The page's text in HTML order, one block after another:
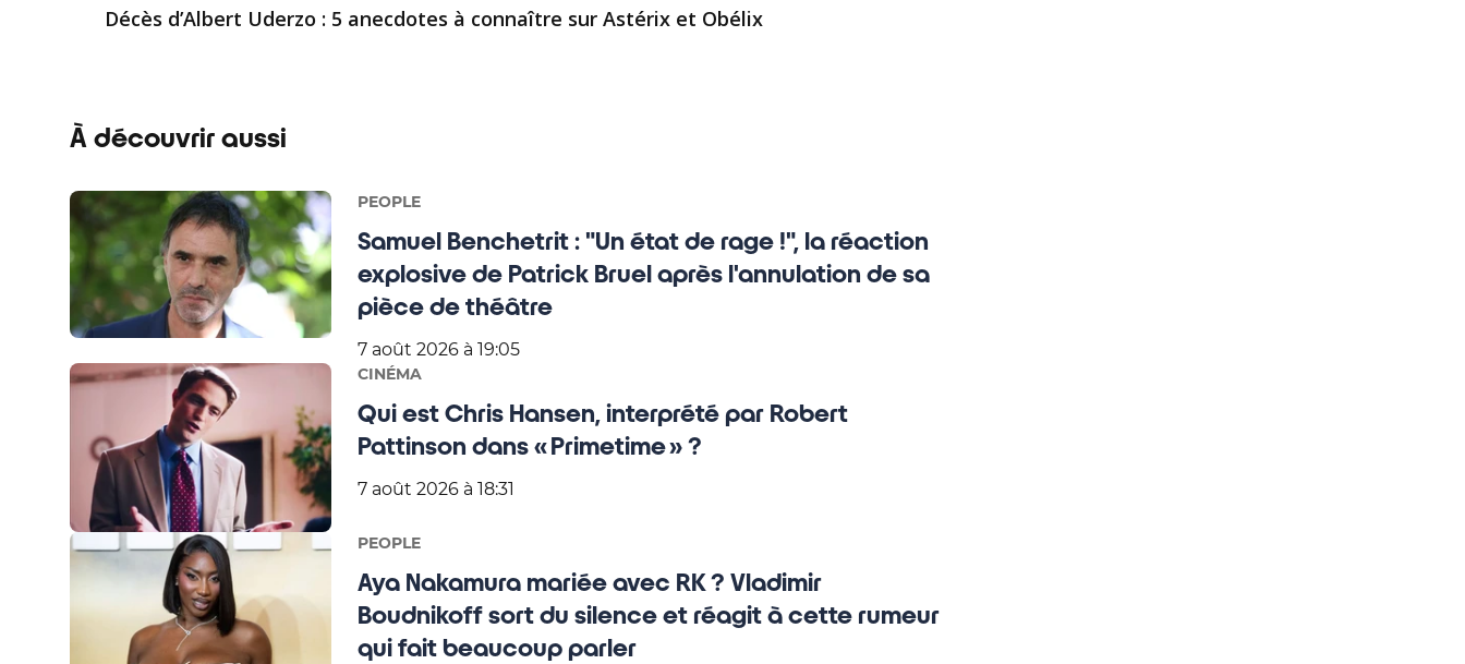
Décès d’Albert Uderzo : 5 anecdotes à connaître sur Astérix et Obélix
À découvrir aussi
PEOPLE
Samuel Benchetrit : "Un état de rage !", la réaction
explosive de Patrick Bruel après l'annulation de sa
pièce de théâtre
7 août 2026 à 19:05
CINÉMA
Qui est Chris Hansen, interprété par Robert
Pattinson dans « Primetime » ?
7 août 2026 à 18:31
PEOPLE
Aya Nakamura mariée avec RK ? Vladimir
Boudnikoff sort du silence et réagit à cette rumeur
qui fait beaucoup parler